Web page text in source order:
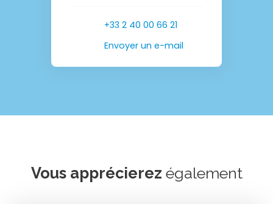
+33 2 40 00 66 21
Envoyer un e-mail
Vous apprécierez également